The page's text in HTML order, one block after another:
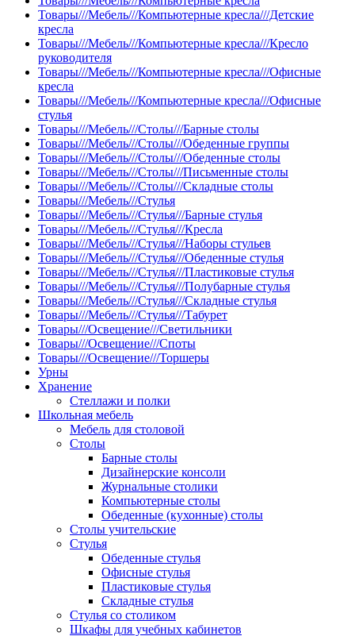
Товары///Мебель///Компьютерные кресла///Детские
кресла
Товары///Мебель///Компьютерные кресла///Кресло
руководителя
Товары///Мебель///Компьютерные кресла///Офисные
кресла
Товары///Мебель///Компьютерные кресла///Офисные
стулья
Товары///Мебель///Столы///Барные столы
Товары///Мебель///Столы///Обеденные группы
Товары///Мебель///Столы///Обеденные столы
Товары///Мебель///Столы///Письменные столы
Товары///Мебель///Столы///Складные столы
Товары///Мебель///Стулья
Товары///Мебель///Стулья///Барные стулья
Товары///Мебель///Стулья///Кресла
Товары///Мебель///Стулья///Наборы стульев
Товары///Мебель///Стулья///Обеденные стулья
Товары///Мебель///Стулья///Пластиковые стулья
Товары///Мебель///Стулья///Полубарные стулья
Товары///Мебель///Стулья///Складные стулья
Товары///Мебель///Стулья///Табурет
Товары///Освещение///Светильники
Товары///Освещение///Споты
Товары///Освещение///Торшеры
Урны
Хранение
Стеллажи и полки
Школьная мебель
Мебель для столовой
Столы
Барные столы
Дизайнерские консоли
Журнальные столики
Компьютерные столы
Обеденные (кухонные) столы
Столы учительские
Стулья
Обеденные стулья
Офисные стулья
Пластиковые стулья
Складные стулья
Стулья со столиком
Шкафы для учебных кабинетов